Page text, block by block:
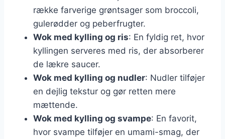
række farverige grøntsager som broccoli,
gulerødder og peberfrugter.
Wok med kylling og ris: En fyldig ret, hvor
kyllingen serveres med ris, der absorberer
de lækre saucer.
Wok med kylling og nudler: Nudler tilføjer
en dejlig tekstur og gør retten mere
mættende.
Wok med kylling og svampe: En favorit,
hvor svampe tilføjer en umami-smag, der